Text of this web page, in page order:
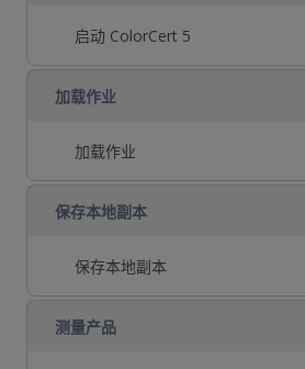
启动 ColorCert 5
加载作业
加载作业
保存本地副本
保存本地副本
测量产品